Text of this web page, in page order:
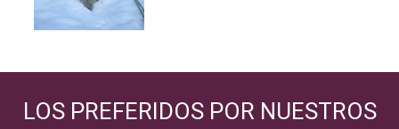
LOS PREFERIDOS POR NUESTROS